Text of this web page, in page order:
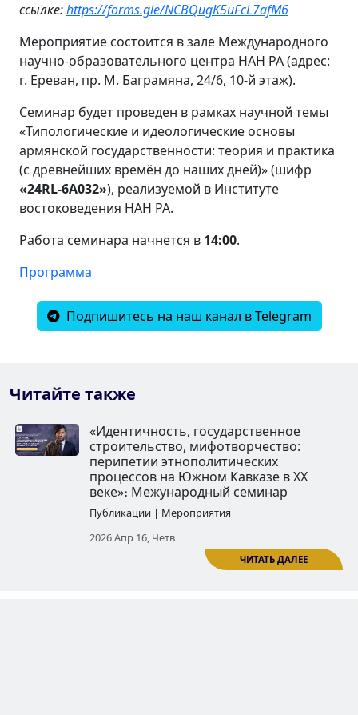
Читайте также
ссылке:https://forms.gle/NCBQugK5uFcL7afM6
Мероприятие состоится в зале Международного
научно-образовательного центра НАН РА (адрес:
г. Ереван, пр. М. Баграмяна, 24/6, 10-й этаж).
Семинар будет проведен в рамках научной темы
«Типологические и идеологические основы
армянской государственности: теория и практика
(с древнейших времён до наших дней)» (шифр
«24RL-6A032»), реализуемой в Институте
востоковедения НАН РА.
Работа семинара начнется в 14:00.
Программа
Подпишитесь на наш канал в Telegram